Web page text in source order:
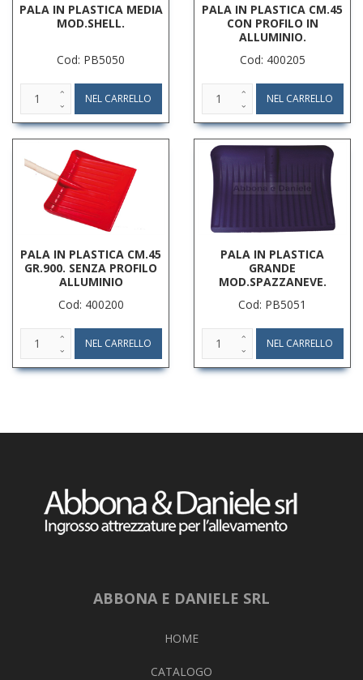
PALA IN PLASTICA MEDIA
MOD.SHELL.
Cod: PB5050
PALA IN PLASTICA CM.45
CON PROFILO IN
ALLUMINIO.
Cod: 400205
PALA IN PLASTICA CM.45
GR.900. SENZA PROFILO
ALLUMINIO
Cod: 400200
PALA IN PLASTICA
GRANDE
MOD.SPAZZANEVE.
Cod: PB5051
ABBONA E DANIELE SRL
HOME
CATALOGO